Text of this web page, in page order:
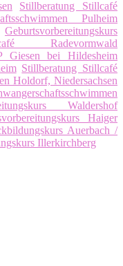
Stillberatung Stillcafé
Pulheim
Geburtsvorbereitungskurs
Radevormwald
Giesen bei Hildesheim
Stillberatung Stillcafé
Holdorf, Niedersachsen
Waldershof
Haiger
Auerbach /
Illerkirchberg